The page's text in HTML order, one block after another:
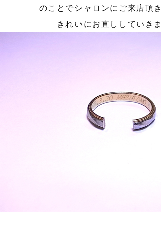
のことでシャロンにご来店頂
きれいにお直ししていき